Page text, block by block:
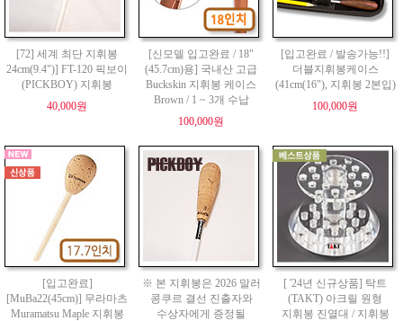
[72] 세계 최단 지휘봉
24cm(9.4")] FT-120 픽보이
(PICKBOY) 지휘봉
40,000원
[신모델 입고완료 / 18"
(45.7cm)용] 국내산 고급
Buckskin 지휘봉 케이스
Brown / 1 ~ 3개 수납
100,000원
[입고완료 / 발송가능!!]
더블지휘봉케이스
(41cm(16"), 지휘봉 2본입)
100,000원
[입고완료]
[MuBa22(45cm)] 무라마츠
Muramatsu Maple 지휘봉
※ 본 지휘봉은 2026 말러
콩쿠르 결선 진출자와
수상자에게 증정될
[ '24년 신규상품] 탁트
(TAKT) 아크릴 원형
지휘봉 진열대 / 지휘봉